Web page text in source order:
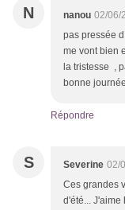
N nanou 02/06/
pas pressée
me vont bien
la tristesse ,
bonne
Répondre
S Severine 02/
Ces grandes
d'été... J'aime